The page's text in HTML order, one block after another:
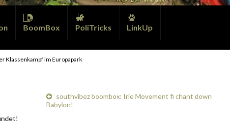
BoomBox PoliTricks LinkUp
Klassenkampf im Europapark
southvibez boombox: Irie Movement fi chant down
Babylon!